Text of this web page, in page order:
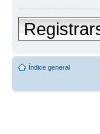
Índice general